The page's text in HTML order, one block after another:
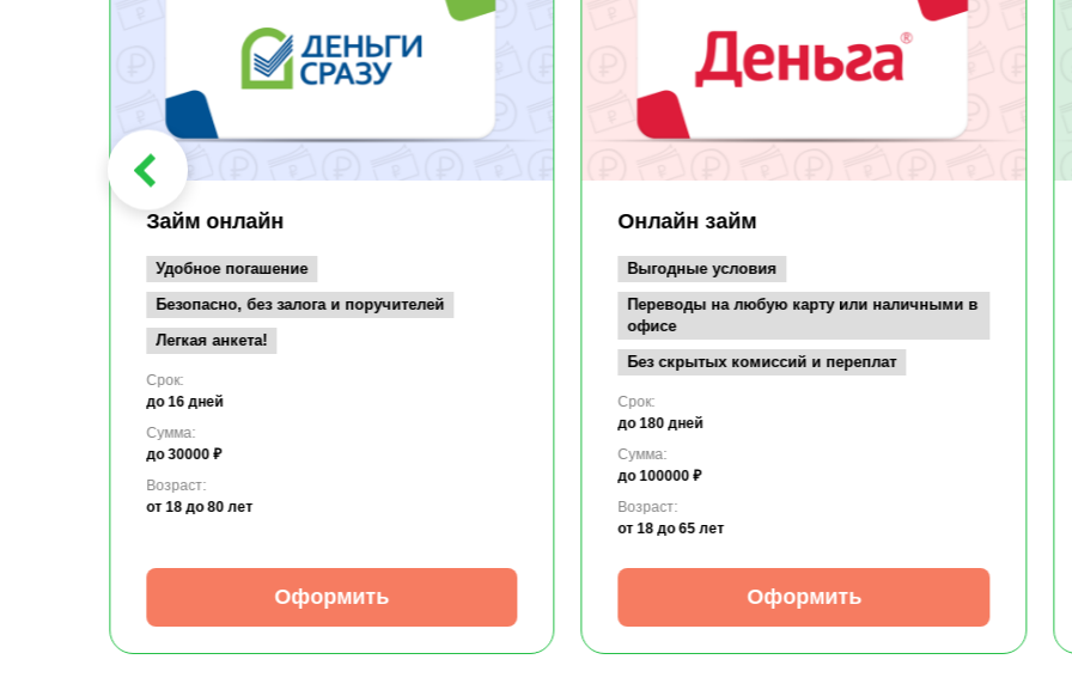
Займ онлайн
Удобное погашение
Безопасно, без залога и поручителей
Легкая анкета!
Срок:
до 16 дней
Сумма:
до 30000 ₽
Возраст:
от 18 до 80 лет
Оформить
Онлайн займ
Выгодные условия
Переводы на любую карту или наличными в
офисе
Без скрытых комиссий и переплат
Срок:
до 180 дней
Сумма:
до 100000 ₽
Возраст:
от 18 до 65 лет
Оформить